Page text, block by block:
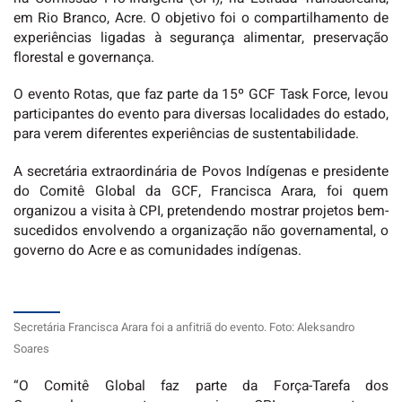
em Rio Branco, Acre. O objetivo foi o compartilhamento de
experiências ligadas à segurança alimentar, preservação
florestal e governança.
O evento Rotas, que faz parte da 15º GCF Task Force, levou
participantes do evento para diversas localidades do estado,
para verem diferentes experiências de sustentabilidade.
A secretária extraordinária de Povos Indígenas e presidente
do Comitê Global da GCF, Francisca Arara, foi quem
organizou a visita à CPI, pretendendo mostrar projetos bem-
sucedidos envolvendo a organização não governamental, o
governo do Acre e as comunidades indígenas.
Secretária Francisca Arara foi a anfitriã do evento. Foto: Aleksandro
Soares
“O Comitê Global faz parte da Força-Tarefa dos